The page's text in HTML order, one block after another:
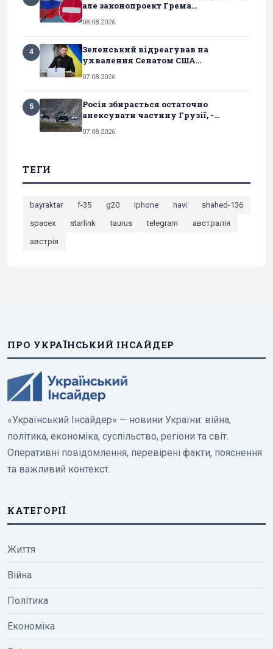
але законопроект Грема...
08.08.2026
4
Зеленський відреагував на
ухвалення Сенатом США...
07.08.2026
5
Росія збирається остаточно
анексувати частину Грузії, -...
07.08.2026
ТЕГИ
bayraktar f-35 g20 iphone navi
shahed-136
spacex
starlink taurus telegram
австралія
австрія
ПРО УКРАЇНСЬКИЙ ІНСАЙДЕР
«Український Інсайдер» — новини України: війна,
політика, економіка, суспільство, регіони та світ.
Оперативні повідомлення, перевірені факти, пояснення
та важливий контекст.
КАТЕГОРІЇ
Життя
Війна
Політика
Економіка